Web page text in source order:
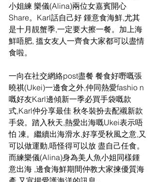
小姐練 樂儀(Alina)兩位女嘉賓開心
Share。Karl話自己好 鍾意食海鮮,尤其
是十月靚蟹季,一定要大擦一餐。加上海
鮮唔肥, 搵女友人一齊食大家都可以盡情
食啦。
一向在社交網絡post盡餐 餐食好嘢嘅張
曉祺(Ukei)一邊食之外,仲同熱愛fashio n
嘅好友Karl邊傾新一季必買手袋嘅款
式,Karl仲分享最佳 秋冬裝扮去配襯新款
手袋。踏入秋天,熱愛出海嘅Ukei表示唔
怕 凍。繼續出海滑水,好享受秋風之意,又
可以做運動,唔怪得可以放 盡自己任食。
而練樂儀(Alina)身為美人魚小姐同樣鍾
意出海 ,邊食海鮮期間仲教大家揀優質海